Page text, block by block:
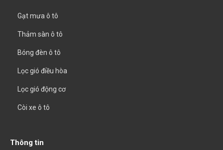
Gạt mưa ô tô
Thảm sàn ô tô
Bóng đèn ô tô
Lọc gió điều hòa
Lọc gió động cơ
Còi xe ô tô
Thông tin